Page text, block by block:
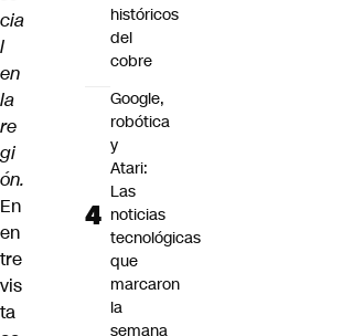
cia
l
en
la
re
gi
ón.
En
en
tre
vis
ta
históricos
del
cobre
Google,
robótica
y
Atari:
Las
noticias
tecnológicas
que
marcaron
la
semana